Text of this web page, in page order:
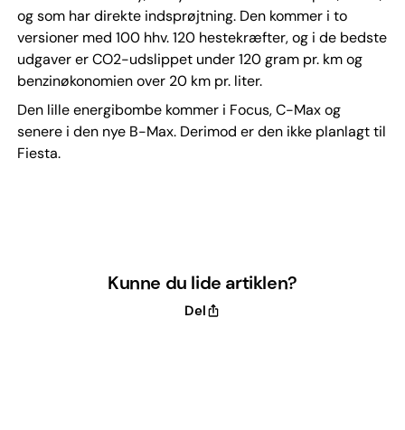
og som har direkte indsprøjtning. Den kommer i to
versioner med 100 hhv. 120 hestekræfter, og i de bedste
udgaver er CO2-udslippet under 120 gram pr. km og
benzinøkonomien over 20 km pr. liter.
Den lille energibombe kommer i Focus, C-Max og
senere i den nye B-Max. Derimod er den ikke planlagt til
Fiesta.
Kunne du lide artiklen?
Del